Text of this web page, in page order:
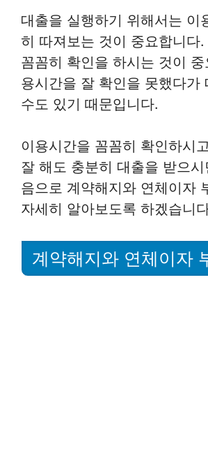
대출을 실행하기 위해서는 이
히 따져보는 것이 중요합니다
꼼꼼히 확인을 하시는 것이 중
용시간을 잘 확인을 못했다가
수도 있기 때문입니다.
이용시간을 꼼꼼히 확인하시
잘 해도 충분히 대출을 받으
음으로 계약해지와 연체이자
자세히 알아보도록 하겠습니
계약해지와 연체이자